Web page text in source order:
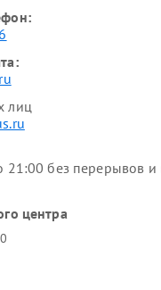
лиц
без перерывов
центра